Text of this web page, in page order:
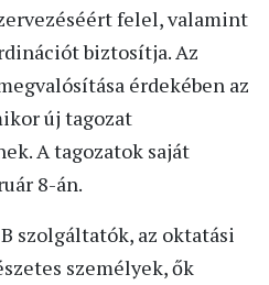
felel, valamint
biztosítja. Az
érdekében az
új tagozat
A tagozatok saját
8-án.
szolgáltatók, az oktatási
személyek, ők